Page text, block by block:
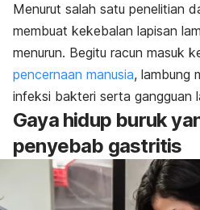
Menurut salah satu penelitian
membuat kekebalan lapisan
menurun. Begitu racun masuk
pencernaan manusia, lambung
infeksi bakteri serta gangguan
Gaya hidup buruk
penyebab gastritis